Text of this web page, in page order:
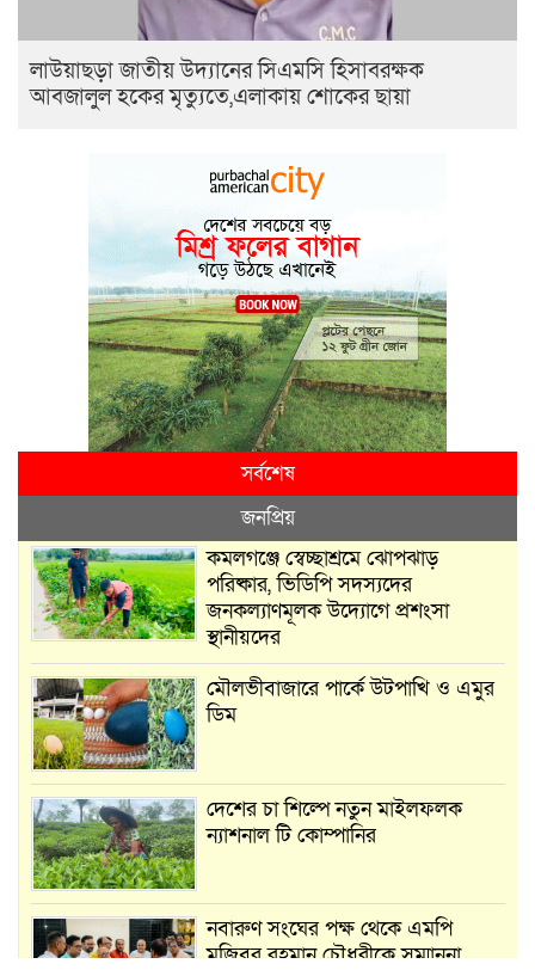
লাউয়াছড়া জাতীয় উদ্যানের সিএমসি হিসাবরক্ষক
আবজালুল হকের মৃত্যুতে,এলাকায় শোকের ছায়া
সর্বশেষ
জনপ্রিয়
কমলগঞ্জে স্বেচ্ছাশ্রমে ঝোপঝাড়
পরিষ্কার, ভিডিপি সদস্যদের
জনকল্যাণমূলক উদ্যোগে প্রশংসা
স্থানীয়দের
মৌলভীবাজারে পার্কে উটপাখি ও এমুর
ডিম
দেশের চা শিল্পে নতুন মাইলফলক
ন্যাশনাল টি কোম্পানির
নবারুণ সংঘের পক্ষ থেকে এমপি
মুজিবুর রহমান চৌধুরীকে সম্মাননা